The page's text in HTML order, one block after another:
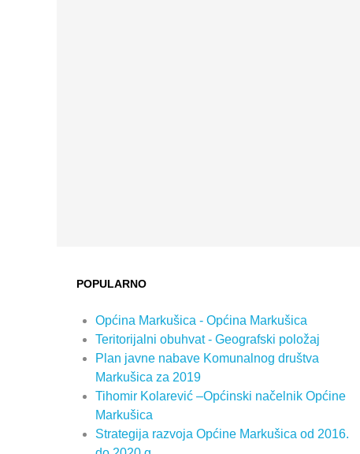
POPULARNO
Općina Markušica - Općina Markušica
Teritorijalni obuhvat - Geografski položaj
Plan javne nabave Komunalnog društva
Markušica za 2019
Tihomir Kolarević –Općinski načelnik Općine
Markušica
Strategija razvoja Općine Markušica od 2016.